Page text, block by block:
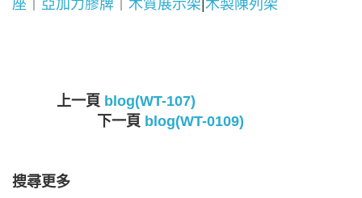
座
亞加力膠牌 木質展示架 木製陳列架
上一頁 blog(WT-107)
下一頁 blog(WT-0109)
搜尋更多